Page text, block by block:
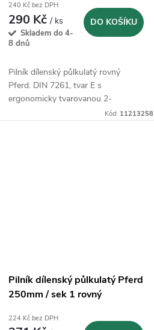
240 Kč bez DPH
290 Kč/ ks
Skladem do 4-
8 dnů
DO KOŠÍKU
Pilník dílenský půlkulatý rovný
Pferd. DIN 7261, tvar E s
ergonomicky tvarovanou 2-
složkovou plastovou rukojetí
Kód: 11213258
Pilník dílenský půlkulatý Pferd
250mm / sek 1 rovný
224 Kč bez DPH